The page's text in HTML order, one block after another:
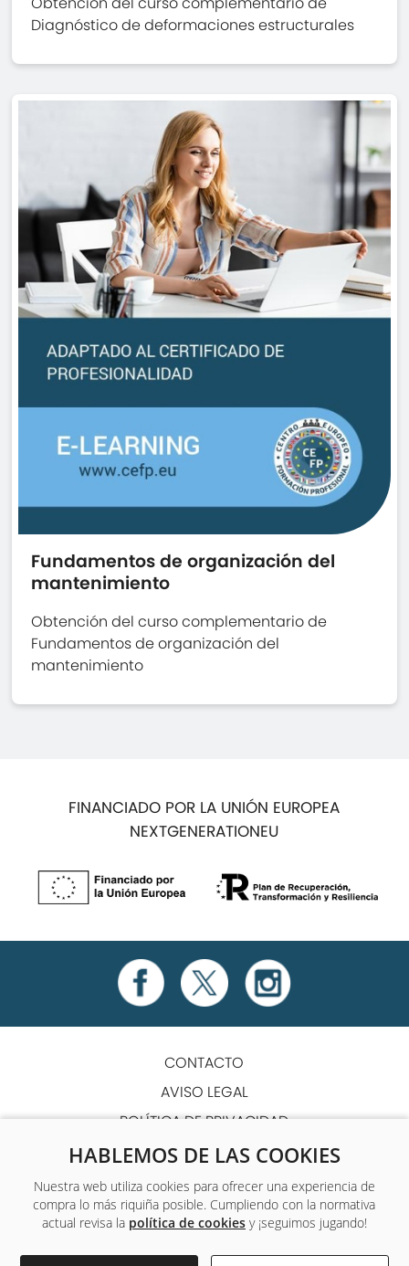
HABLEMOS DE LAS COOKIES
Nuestra web utiliza cookies para ofrecer una experiencia de
compra lo más riquiña posible. Cumpliendo con la normativa
actual revisa la política de cookiesy ¡seguimos jugando!
Diagnóstico de deformaciones estructurales
Fundamentos de organización del
mantenimiento
Obtención del curso complementario de
Fundamentos de organización del
mantenimiento
FINANCIADO POR LA UNIÓN EUROPEA
NEXTGENERATIONEU
CONTACTO
AVISO LEGAL
POLÍTICA DE PRIVACIDAD
POLÍTICA DE COOKIES
TÉRMINOS Y CONDICIONES
ACCESIBILIDAD